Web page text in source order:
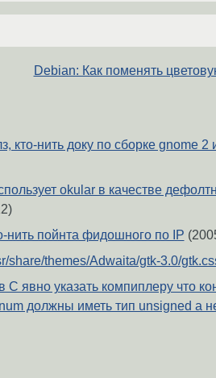
Debian: Как поменять
кто-нить доку по сборке gnome 2
okular в качестве
нить пойнта фидошного по IP
share/themes/Adwaita/gtk-3.0/
С явно указать компиплеру что
должны иметь тип unsigned а